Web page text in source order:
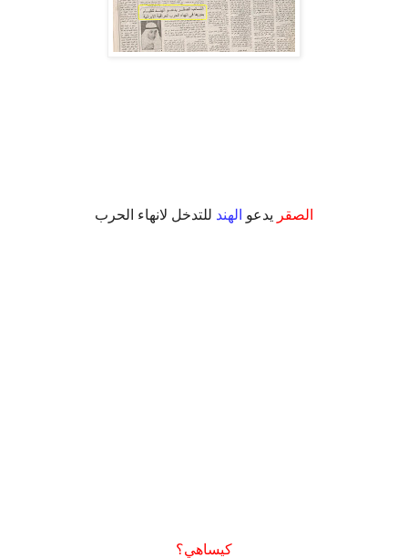
الصقر يدعو الهند للتدخل لانهاء الحرب
كيساهي؟